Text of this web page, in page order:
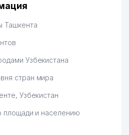
Ташкента
Узбекистана
стран мира
Узбекистан
площади и населению